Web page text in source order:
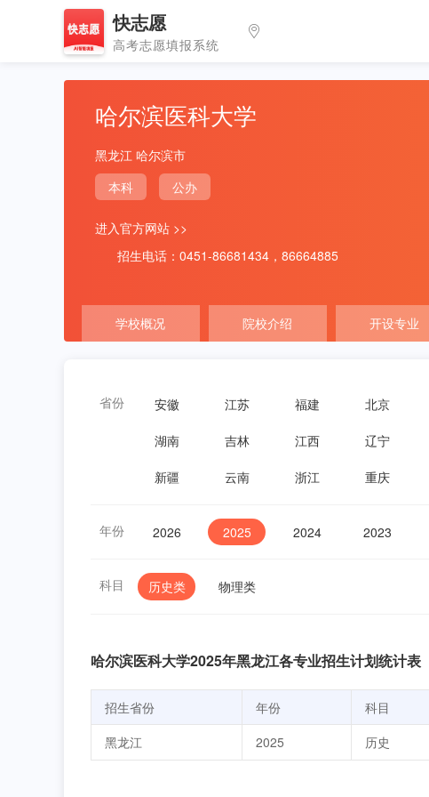
快志愿
高考志愿填报系统
哈尔滨医科大学
黑龙江 哈尔滨市
本科
公办
进入官方网站 >>
招生电话：0451-86681434，86664885
学校概况 院校介绍 开设专业
省份 安徽 江苏 福建 北京
湖南 吉林 江西 辽宁
新疆 云南 浙江 重庆
年份 2026 2025 2024 2023
科目 历史类 物理类
哈尔滨医科大学2025年黑龙江各专业招生计划统计表
招生省份 年份 科目
黑龙江
2025 历史